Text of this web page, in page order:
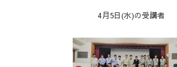
4月5日(水)の受講者